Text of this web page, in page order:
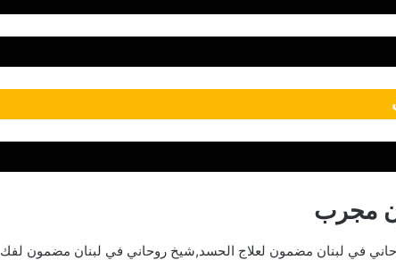
مجرب
في لبنان مضمون لعلاج الحسد,شيخ روحاني في لبنان مضمون لفك